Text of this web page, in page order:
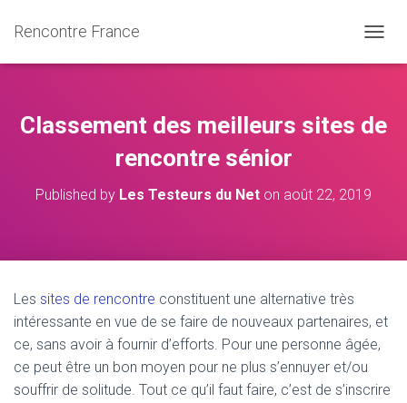
Rencontre France
Classement des meilleurs sites de
rencontre sénior
Published by Les Testeurs du Net on août 22, 2019
Les sites de rencontre constituent une alternative très
intéressante en vue de se faire de nouveaux partenaires, et
ce, sans avoir à fournir d’efforts. Pour une personne âgée,
ce peut être un bon moyen pour ne plus s’ennuyer et/ou
souffrir de solitude. Tout ce qu’il faut faire, c’est de s’inscrire